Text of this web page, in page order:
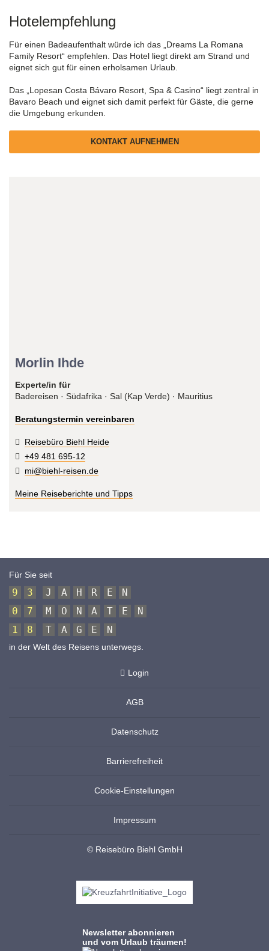
Hotelempfehlung
Für einen Badeaufenthalt würde ich das „Dreams La Romana
Family Resort“ empfehlen. Das Hotel liegt direkt am Strand und
eignet sich gut für einen erholsamen Urlaub.
Das „Lopesan Costa Bávaro Resort, Spa & Casino“ liegt zentral in
Bavaro Beach und eignet sich damit perfekt für Gäste, die gerne
die Umgebung erkunden.
KONTAKT AUFNEHMEN
Morlin Ihde
Experte/in für
Badereisen · Südafrika · Sal (Kap Verde) · Mauritius
Beratungstermin vereinbaren
Reisebüro Biehl Heide
+49 481 695-12
mi@biehl-reisen.de
Meine Reiseberichte und Tipps
Für Sie seit
9 3 J A H R E
N
0
7 M O N A T E
N
1
8 T A G E N
in der Welt des Reisens unterwegs.
Login
AGB
Datenschutz
Barrierefreiheit
Cookie-Einstellungen
Impressum
© Reisebüro Biehl GmbH
Newsletter abonnieren
und vom Urlaub träumen!